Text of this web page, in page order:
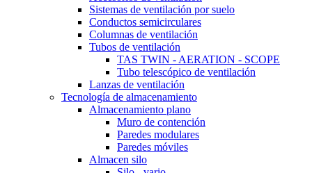
Sistemas de ventilación por suelo
Conductos semicirculares
Columnas de ventilación
Tubos de ventilación
TAS TWIN - AERATION - SCOPE
Tubo telescópico de ventilación
Lanzas de ventilación
Tecnología de almacenamiento
Almacenamiento plano
Muro de contención
Paredes modulares
Paredes móviles
Almacen silo